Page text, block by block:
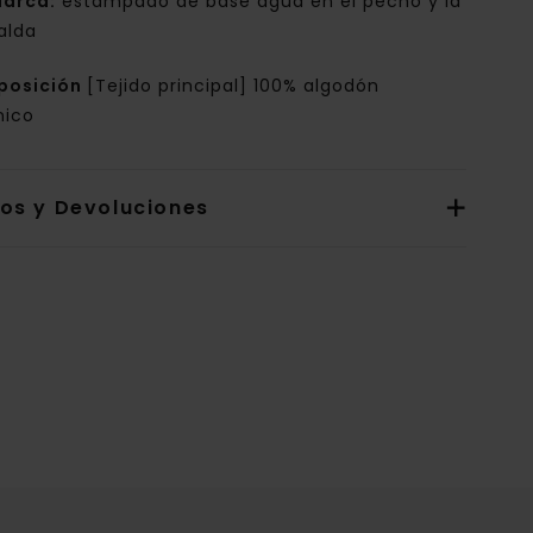
[Tejido principal] 100% algodón
y Devoluciones